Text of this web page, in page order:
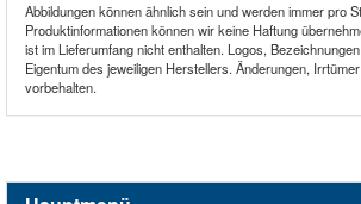
Abbildungen können ähnlich sein und werden immer pro
Produktinformationen können wir keine Haftung
ist im Lieferumfang nicht enthalten. Logos,
Eigentum des jeweiligen Herstellers. Änderungen,
vorbehalten.